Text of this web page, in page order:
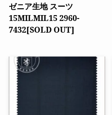
ゼニア生地 スーツ
15MILMIL15 2960-
7432[SOLD OUT]